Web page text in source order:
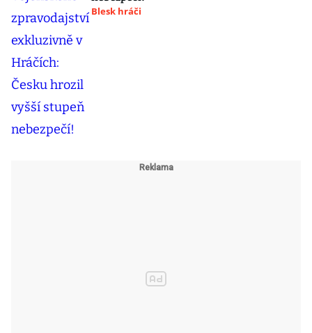
Blesk hráči